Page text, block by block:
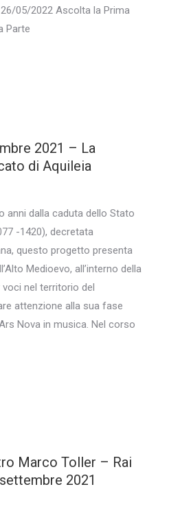
05/2022 Ascolta la Prima
Parte
2021 – La
di Aquileia
anni dalla caduta dello Stato
-1420), decretata
questo progetto presenta
Medioevo, all’interno della
nel territorio del
attenzione alla sua fase
Nova in musica. Nel corso
Marco Toller – Rai
2021